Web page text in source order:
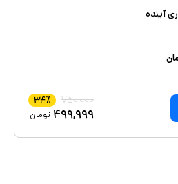
۷۵۰,۰۰۰ ۳۴٪
۴۹۹,۹۹۹ تومان